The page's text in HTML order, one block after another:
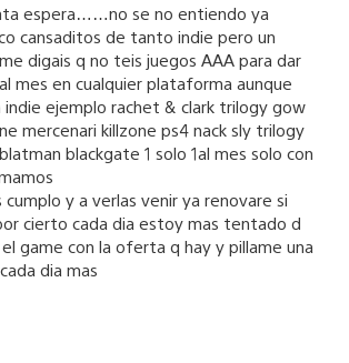
espera……no se no entiendo ya
cansaditos de tanto indie pero un
digais q no teis juegos AAA para dar
mes en cualquier plataforma aunque
indie ejemplo rachet & clark trilogy gow
mercenari killzone ps4 nack sly trilogy
blackgate 1 solo 1al mes solo con
cumplo y a verlas venir ya renovare si
cierto cada dia estoy mas tentado d
game con la oferta q hay y pillame una
dia mas